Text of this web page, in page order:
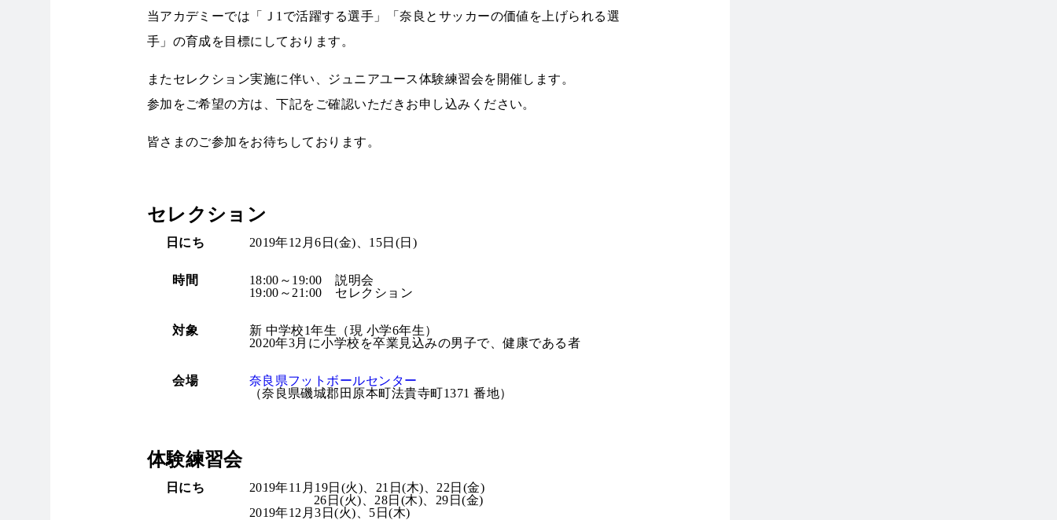
当アカデミーでは「Ｊ1で活躍する選手」「奈良とサッカーの価値を上げられる選
手」の育成を目標にしております。
またセレクション実施に伴い、ジュニアユース体験練習会を開催します。
参加をご希望の方は、下記をご確認いただきお申し込みください。
皆さまのご参加をお待ちしております。
セレクション
日にち 2019年12月6日(金)、15日(日)
時間
18:00～19:00 説明会
19:00～21:00 セレクション
対象
新 中学校1年生（現 小学6年生）
2020年3月に小学校を卒業見込みの男子で、健康である者
会場
奈良県フットボールセンター
（奈良県磯城郡田原本町法貴寺町1371 番地）
体験練習会
日にち
2019年11月19日(火)、21日(木)、22日(金)
26日(火)、28日(木)、29日(金)
2019年12月3日(火)、5日(木)